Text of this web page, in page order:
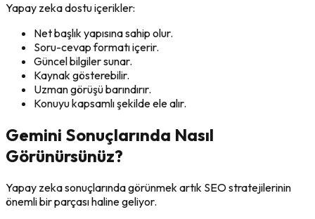
Yapay zeka dostu içerikler:
Net başlık yapısına sahip olur.
Soru-cevap formatı içerir.
Güncel bilgiler sunar.
Kaynak gösterebilir.
Uzman görüşü barındırır.
Konuyu kapsamlı şekilde ele alır.
Gemini Sonuçlarında Nasıl
Görünürsünüz?
Yapay zeka sonuçlarında görünmek artık SEO stratejilerinin
önemli bir parçası haline geliyor.